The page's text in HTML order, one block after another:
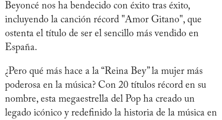
Beyoncé nos ha bendecido con éxito tras éxito,
incluyendo la canción récord "Amor Gitano", que
ostenta el título de ser el sencillo más vendido en
España.
¿Pero qué más hace a la “Reina Bey” la mujer más
poderosa en la música? Con 20 títulos récord en su
nombre, esta megaestrella del Pop ha creado un
legado icónico y redefinido la historia de la música en